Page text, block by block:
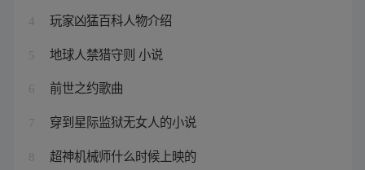
4 玩家凶猛百科人物介绍
5 地球人禁猎守则 小说
6 前世之约歌曲
7 穿到星际监狱无女人的小说
8 超神机械师什么时候上映的